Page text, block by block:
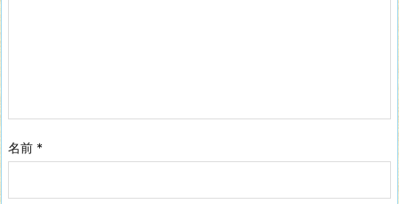
名前 *